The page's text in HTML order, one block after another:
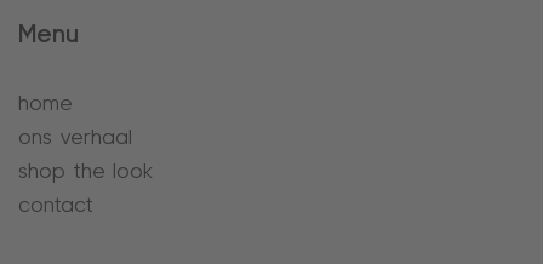
Menu
home
ons verhaal
shop the look
contact